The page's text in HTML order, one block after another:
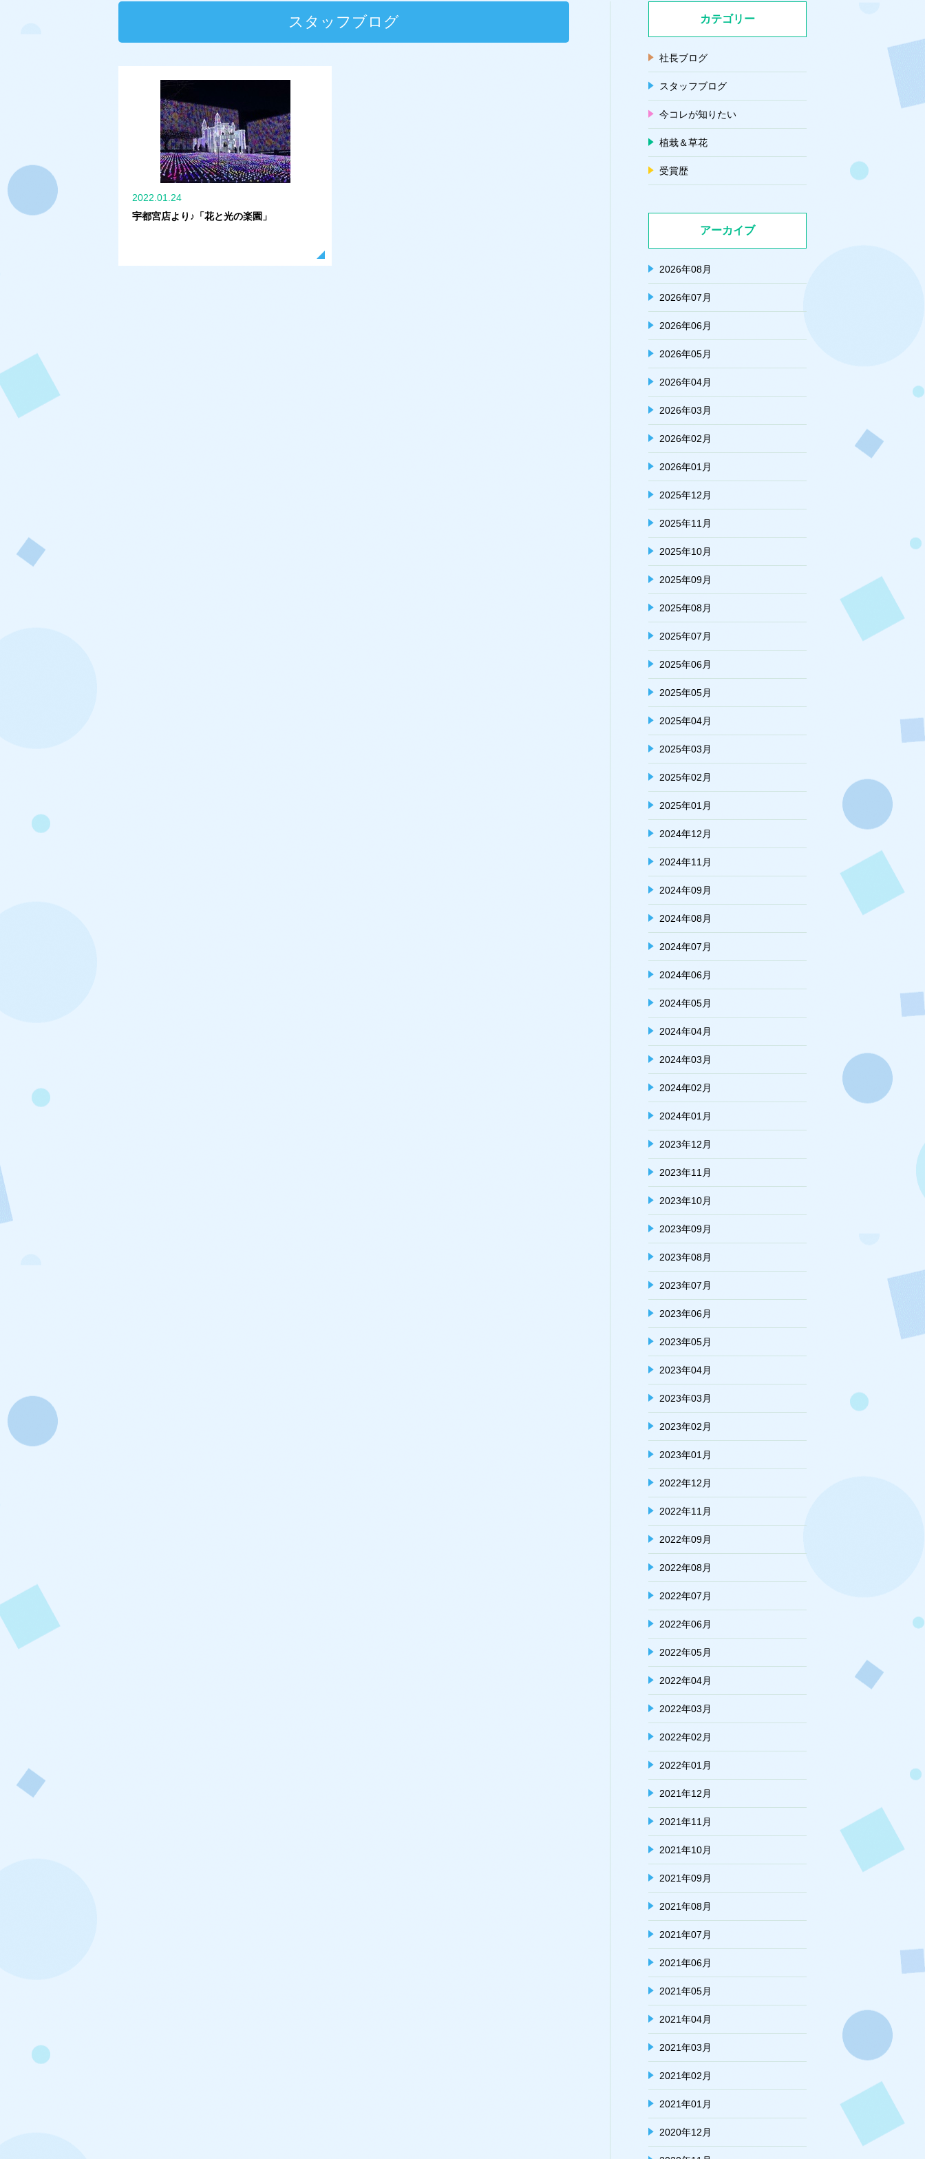
スタッフブログ
2022.01.24
宇都宮店より♪「花と光の楽園」
カテゴリー
社長ブログ
スタッフブログ
今コレが知りたい
植栽＆草花
受賞歴
アーカイブ
2026年08月
2026年07月
2026年06月
2026年05月
2026年04月
2026年03月
2026年02月
2026年01月
2025年12月
2025年11月
2025年10月
2025年09月
2025年08月
2025年07月
2025年06月
2025年05月
2025年04月
2025年03月
2025年02月
2025年01月
2024年12月
2024年11月
2024年09月
2024年08月
2024年07月
2024年06月
2024年05月
2024年04月
2024年03月
2024年02月
2024年01月
2023年12月
2023年11月
2023年10月
2023年09月
2023年08月
2023年07月
2023年06月
2023年05月
2023年04月
2023年03月
2023年02月
2023年01月
2022年12月
2022年11月
2022年09月
2022年08月
2022年07月
2022年06月
2022年05月
2022年04月
2022年03月
2022年02月
2022年01月
2021年12月
2021年11月
2021年10月
2021年09月
2021年08月
2021年07月
2021年06月
2021年05月
2021年04月
2021年03月
2021年02月
2021年01月
2020年12月